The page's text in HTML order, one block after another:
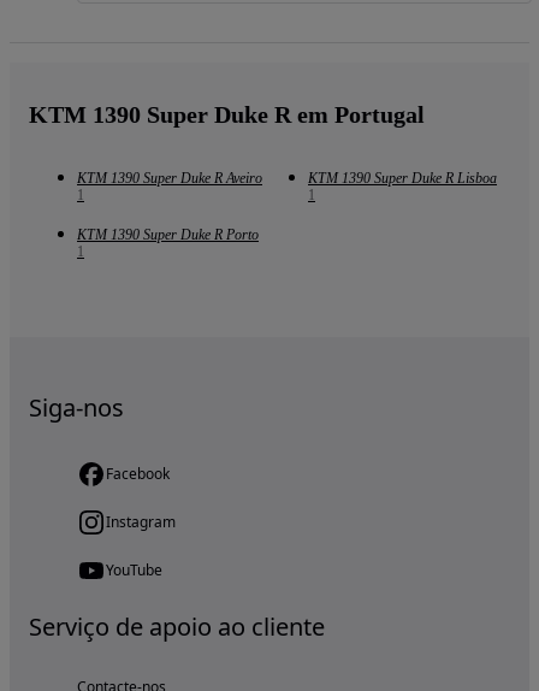
KTM 1390 Super Duke R em Portugal
KTM 1390 Super Duke R Aveiro
1
KTM 1390 Super Duke R Lisboa
1
KTM 1390 Super Duke R Porto
1
Siga-nos
Facebook
Instagram
YouTube
Serviço de apoio ao cliente